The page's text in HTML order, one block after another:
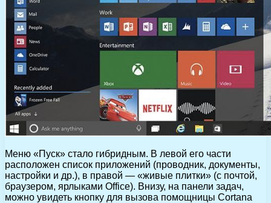
Меню «Пуск» стало гибридным. В левой его части
расположен список приложений (проводник, документы,
настройки и др.), в правой — «живые плитки» (с почтой,
браузером, ярлыками Office). Внизу, на панели задач,
можно увидеть кнопку для вызова помощницы Cortana